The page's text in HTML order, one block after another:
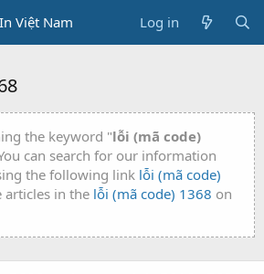
Việt Nam Log in
the keyword "lỗi (mã code)
can search for our information
the following link lỗi (mã code)
articles in the lỗi (mã code) 1368 on